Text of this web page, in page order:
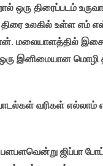
ஒரு திரைப்படம்
திரை உலகில் உள்ள
மலையாளத்தில்
இனிமையான மொழி
வரிகள் எல்லாம்
ஜிப்பா